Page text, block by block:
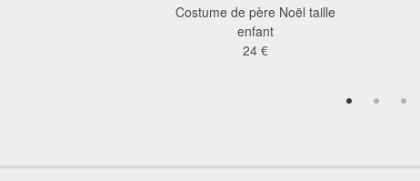
Costume de père Noël taille
enfant
24 €